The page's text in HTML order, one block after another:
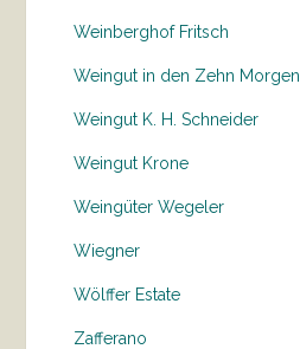
Weinberghof Fritsch
Weingut in den Zehn Morgen
Weingut K. H. Schneider
Weingut Krone
Weingüter Wegeler
Wiegner
Wölffer Estate
Zafferano